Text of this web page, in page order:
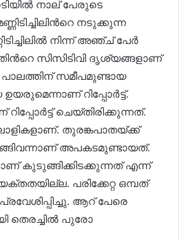
നാല് പേരുടെ
നടുക്കുന്ന
നിന്ന് അഞ്ച് പേര്‍
സിസിടിവി ദൃശ്യങ്ങളാണ്
പാലത്തിന് സമീപമുണ്ടായ
ഉയരുമെന്നാണ് റിപ്പോര്‍ട്ട്.
ചെയ്തിരിക്കുന്നത്.
തുരങ്കപാതയ്ക്ക്
അപകടമുണ്ടായത്.
കുടുങ്ങിക്കിടക്കുന്നത് എന്ന്
പരിക്കേറ്റ ഒമ്പത്
ആറ് പേരെ
തെരച്ചിൽ പുരോ​